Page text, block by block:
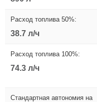
Расход топлива 50%:
38.7 л/ч
Расход топлива 100%:
74.3 л/ч
Стандартная автономия на